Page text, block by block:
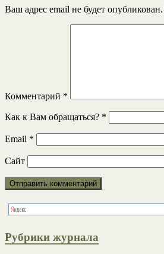
Ваш адрес email не будет опубликован.
Комментарий *
Как к Вам обращаться? *
Email *
Сайт
Рубрики журнала